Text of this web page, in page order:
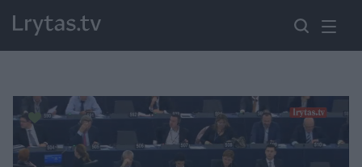
Paremkite Ukrainą